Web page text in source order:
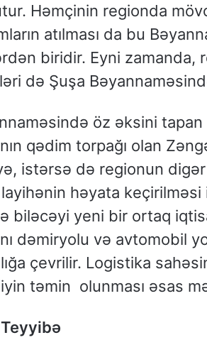
Həmçinin regionda
atılması da bu
biridir. Eyni zamanda,
də Şuşa
öz əksini
qədim torpağı olan
istərsə də regionun
layihənin həyata
biləcəyi yeni bir ortaq
dəmiryolu və avtomobil
çevrilir. Logistika
təmin olunması əsas